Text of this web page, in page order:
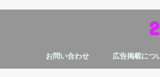
お問い合わせ 広告掲載につ